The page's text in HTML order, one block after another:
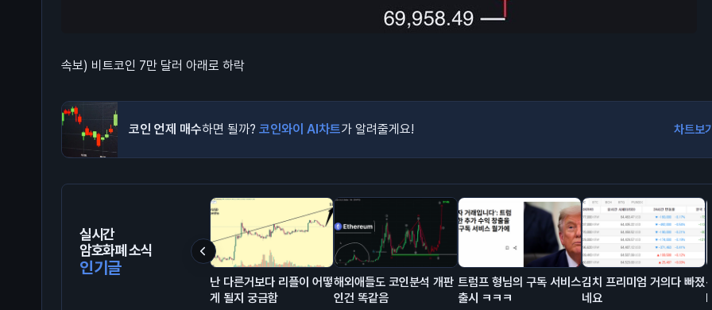
속보) 비트코인 7만 달러 아래로 하락
코인 언제 매수하면 될까? 코인와이 AI차트가 알려줄게요! 차트보
실시간
암호화폐 소식
인기글
난 다른거보다 리플이 어떻
게 될지 궁금함
해외애들도 코인분석 개판
인건 똑같음
트럼프 형님의 구독 서비스
출시 ㅋㅋㅋ
김치 프리미엄 거의다 빠졌
네요